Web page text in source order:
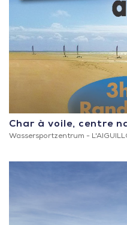
Char à voile, centre
Wassersportzentrum -